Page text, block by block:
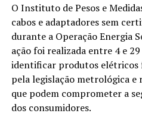
O Instituto de Pesos e
cabos e adaptadores sem
durante a Operação Energia
ação foi realizada entre 4 e
identificar produtos elétricos
pela legislação metrológica
que podem comprometer a
dos consumidores.